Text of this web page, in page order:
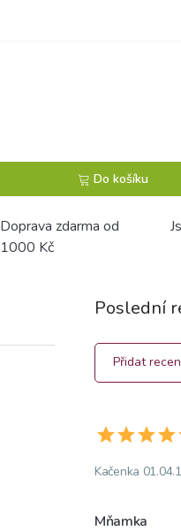
Do košíku
Doprava zdarma od
1000 Kč
Poslední
Přidat
Kačenka
Mňamka